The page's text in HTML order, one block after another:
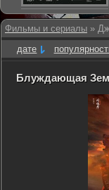
Фильмы и сериалы »
дате
Блуждающая